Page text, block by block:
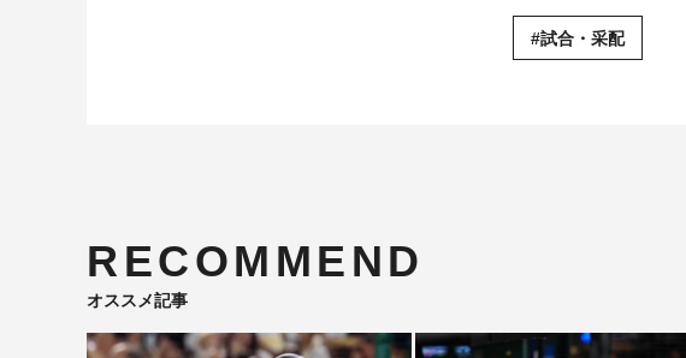
#試合・采配
RECOMMEND
オススメ記事